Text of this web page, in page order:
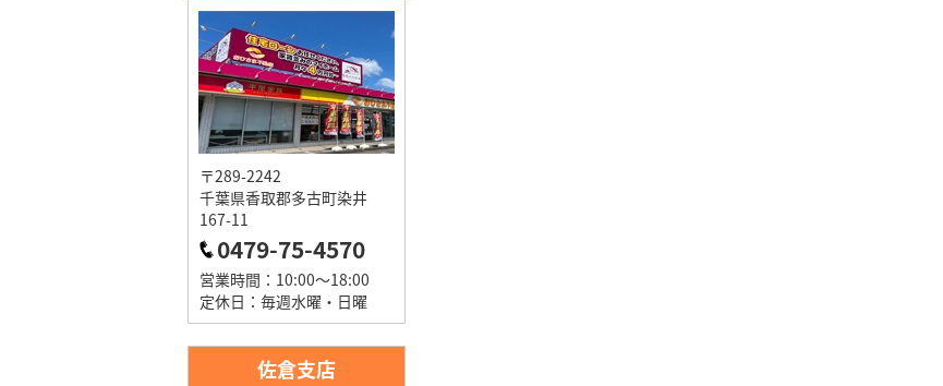
〒289-2242
千葉県香取郡多古町染井
167-11
0479-75-4570
営業時間：10:00～18:00
定休日：毎週水曜・日曜
佐倉支店